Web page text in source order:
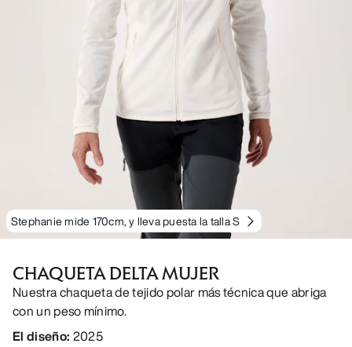
Stephanie mide 170cm, y lleva puesta la talla S
CHAQUETA DELTA MUJER
Nuestra chaqueta de tejido polar más técnica que abriga
con un peso mínimo.
El diseño: 2025